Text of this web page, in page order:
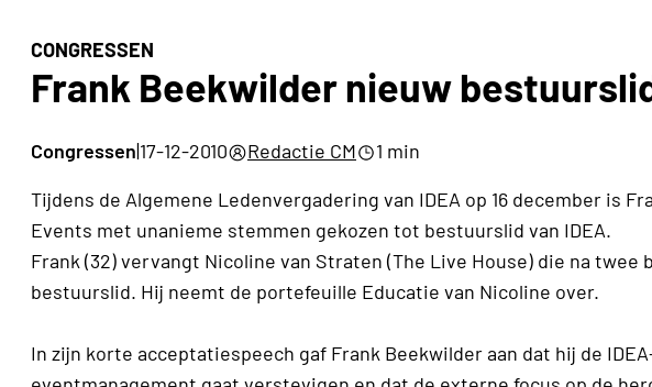
CONGRESSEN
Frank Beekwilder nieuw
Congressen|17-12-2010 Redactie CM
1 min
Tijdens de Algemene Ledenvergadering van IDEA op 16 december is
Events met unanieme stemmen gekozen tot bestuurslid van IDEA.
Frank (32) vervangt Nicoline van Straten (The Live House) die na
bestuurslid. Hij neemt de portefeuille Educatie van Nicoline over.
In zijn korte acceptatiespeech gaf Frank Beekwilder aan dat hij de